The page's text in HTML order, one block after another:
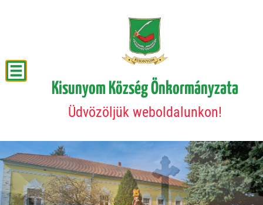
Kisunyom Község Önkormányzata
Üdvözöljük weboldalunkon!